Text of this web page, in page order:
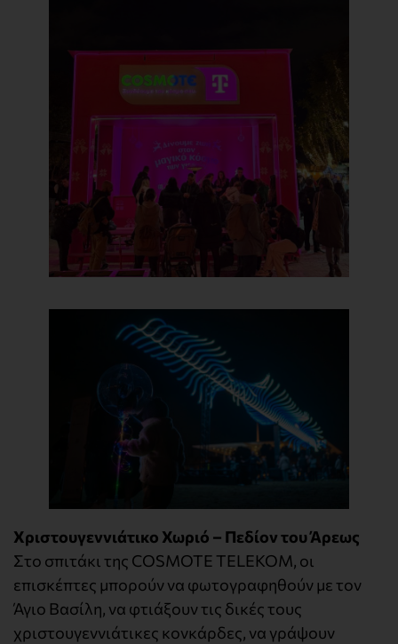
Χριστουγεννιάτικο Χωριό – Πεδίον του Άρεως
Στο σπιτάκι της COSMOTE TELEKOM, οι
επισκέπτες μπορούν να φωτογραφηθούν με τον
Άγιο Βασίλη, να φτιάξουν τις δικές τους
χριστουγεννιάτικες κονκάρδες, να γράψουν